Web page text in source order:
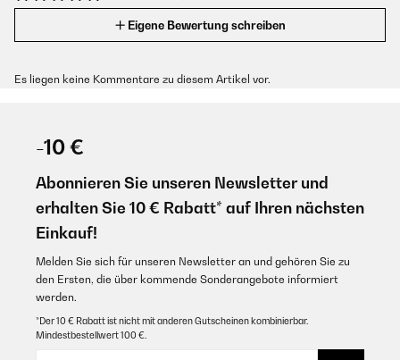
Eigene Bewertung schreiben
Es liegen keine Kommentare zu diesem Artikel vor.
-10 €
Abonnieren Sie unseren Newsletter und
erhalten Sie 10 € Rabatt* auf Ihren nächsten
Einkauf!
Melden Sie sich für unseren Newsletter an und gehören Sie zu
den Ersten, die über kommende Sonderangebote informiert
werden.
*Der 10 € Rabatt ist nicht mit anderen Gutscheinen kombinierbar.
Mindestbestellwert 100 €.